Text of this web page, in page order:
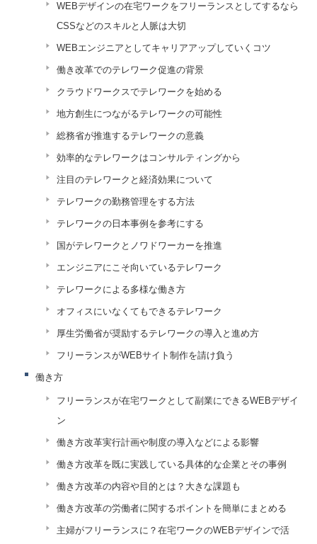
WEBデザインの在宅ワークをフリーランスとしてするなら
CSSなどのスキルと人脈は大切
WEBエンジニアとしてキャリアアップしていくコツ
働き改革でのテレワーク促進の背景
クラウドワークスでテレワークを始める
地方創生につながるテレワークの可能性
総務省が推進するテレワークの意義
効率的なテレワークはコンサルティングから
注目のテレワークと経済効果について
テレワークの勤務管理をする方法
テレワークの日本事例を参考にする
国がテレワークとノワドワーカーを推進
エンジニアにこそ向いているテレワーク
テレワークによる多様な働き方
オフィスにいなくてもできるテレワーク
厚生労働省が奨励するテレワークの導入と進め方
フリーランスがWEBサイト制作を請け負う
働き方
フリーランスが在宅ワークとして副業にできるWEBデザイ
ン
働き方改革実行計画や制度の導入などによる影響
働き方改革を既に実践している具体的な企業とその事例
働き方改革の内容や目的とは？大きな課題も
働き方改革の労働者に関するポイントを簡単にまとめる
主婦がフリーランスに？在宅ワークのWEBデザインで活